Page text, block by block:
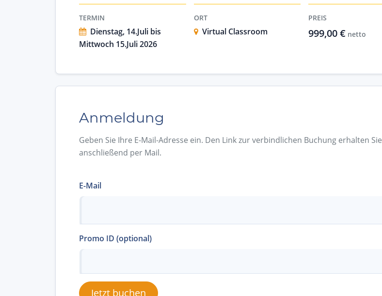
TERMIN
Dienstag, 14.Juli bis
Mittwoch 15.Juli 2026
ORT
Virtual Classroom
PREIS
999,00 € netto
Anmeldung
Geben Sie Ihre E-Mail-Adresse ein. Den Link zur verbindlichen Buchung erhalten Sie
anschließend per Mail.
E-Mail
Promo ID (optional)
Jetzt buchen